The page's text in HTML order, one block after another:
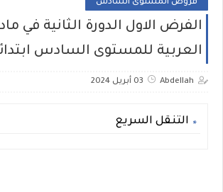
فروض المستوى السادس
الفرض الاول الدورة الثانية في
العربية للمستوى السادس ابتدائي
Abdellah 03 أبريل 2024
التنقل السريع